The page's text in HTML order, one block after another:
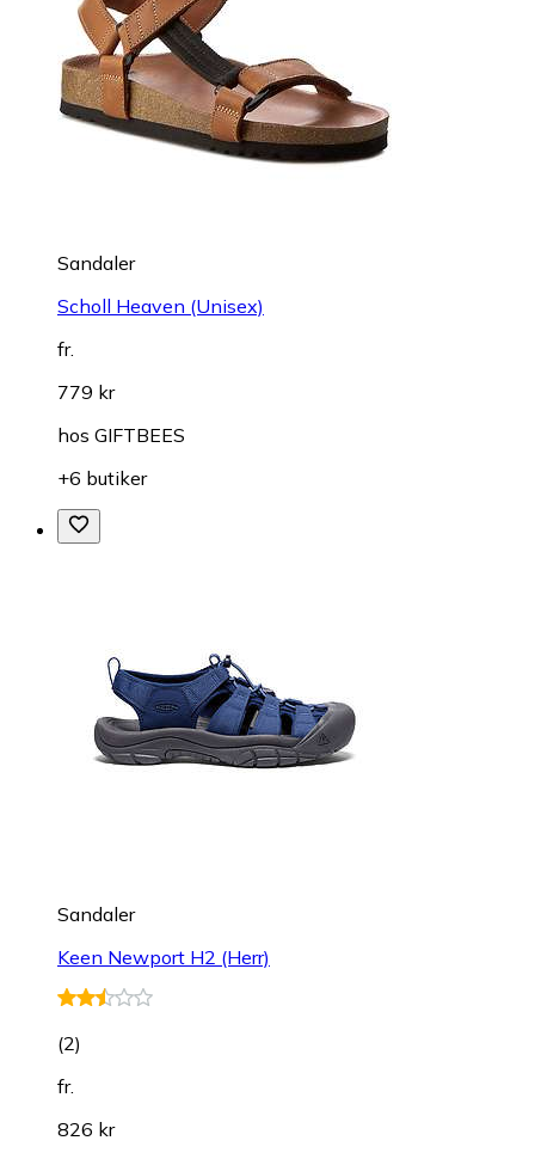
Sandaler
Scholl Heaven (Unisex)
fr.
779 kr
hos GIFTBEES
+6 butiker
Sandaler
Keen Newport H2 (Herr)
(2)
fr.
826 kr